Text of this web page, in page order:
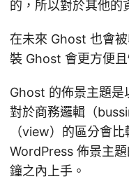
的，所以對於其他的
在未來 Ghost 也會
裝 Ghost 會更方便且
Ghost 的佈景主題是
對於商務邏輯（
（view）的區分會
WordPress 佈景主
鐘之內上手。